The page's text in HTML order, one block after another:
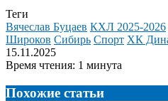
Теги
Вячеслав Буцаев КХЛ 2025-2026
Широков Сибирь Спорт ХК
15.11.2025
Время чтения: 1 минута
Похожие статьи